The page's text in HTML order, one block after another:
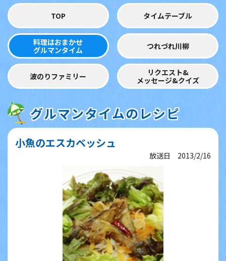
TOP タイムテーブル
料理はおまかせ
グルマンタイム
つれづれ川柳
波のりファミリー
リクエスト&
メッセージ&クイズ
グルマンタイムのレシピ
小魚のエスカベッシュ
放送日 2013/2/16